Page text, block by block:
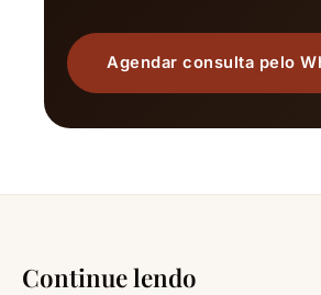
Agendar consulta pelo
Continue lendo